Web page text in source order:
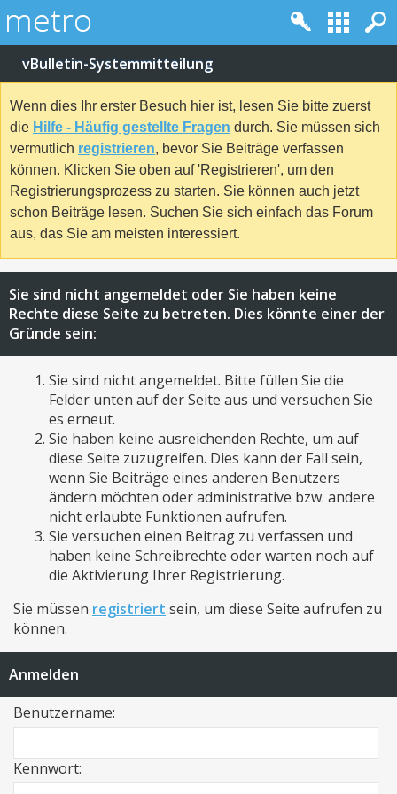
vBulletin-Systemmitteilung
Wenn dies Ihr erster Besuch hier ist, lesen Sie bitte zuerst
die Hilfe - Häufig gestellte Fragen durch. Sie müssen sich
vermutlich registrieren, bevor Sie Beiträge verfassen
können. Klicken Sie oben auf 'Registrieren', um den
Registrierungsprozess zu starten. Sie können auch jetzt
schon Beiträge lesen. Suchen Sie sich einfach das Forum
aus, das Sie am meisten interessiert.
Sie sind nicht angemeldet oder Sie haben keine
Rechte diese Seite zu betreten. Dies könnte einer der
Gründe sein:
Sie sind nicht angemeldet. Bitte füllen Sie die
Felder unten auf der Seite aus und versuchen Sie
es erneut.
Sie haben keine ausreichenden Rechte, um auf
diese Seite zuzugreifen. Dies kann der Fall sein,
wenn Sie Beiträge eines anderen Benutzers
ändern möchten oder administrative bzw. andere
nicht erlaubte Funktionen aufrufen.
Sie versuchen einen Beitrag zu verfassen und
haben keine Schreibrechte oder warten noch auf
die Aktivierung Ihrer Registrierung.
Sie müssen registriert sein, um diese Seite aufrufen zu
können.
Anmelden
Benutzername:
Kennwort: